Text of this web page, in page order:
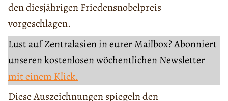
den diesjährigen Friedensnobelpreis
vorgeschlagen.
Lust auf Zentralasien in eurer Mailbox? Abonniert
unseren kostenlosen wöchentlichen Newsletter
mit einem Klick.
Diese Auszeichnungen spiegeln den